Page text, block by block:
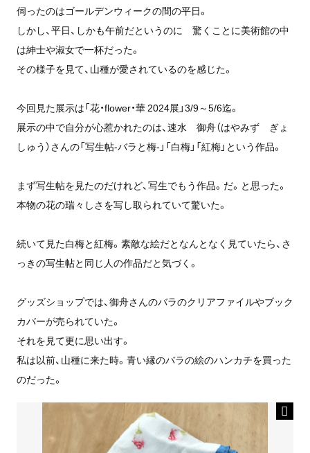
伺ったのはゴールデンウィークの間の平日。
しかし、平日、しかも午前だというのに 驚くことに美術館の中
は紳士や淑女で一杯だった。
その様子を見て、山種が愛されているのを感じた。
今回見た展示は「花・flower・華 2024展」3/9～5/6迄。
展示の中で自分が心惹かれたのは、速水 御舟（はやみず ぎょ
しゅう）さんの「写生帖-バラと梅-」「白梅」「紅梅」という作品。
まず写生帖を見たのだけれど、写生でもう作品。だ。と思った。
本物の花の瑞々しさを写し取られていて驚いた。
続いて見た白梅と紅梅。素敵な絵だとなんとなく見ていたら、さ
っきの写生帖と同じ人の作品だと気づく。
グッズショップでは、御舟さんのバラのクリアファイルやブック
カバーが売られていた。
それを見て更に思い出す。
私は以前、山種に来た時。青い縁のバラの絵のハンカチを買った
のだった。